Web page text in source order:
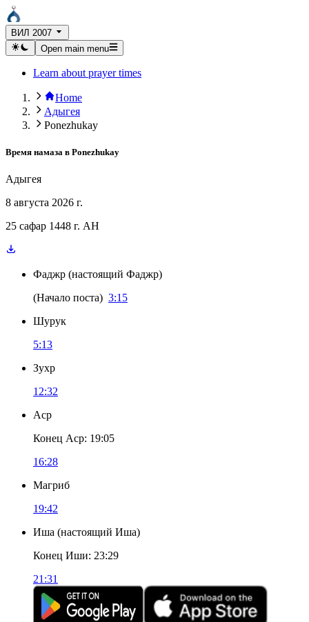
ВИЛ 2007
Open main menu
Learn about prayer times
Home
Адыгея
Ponezhukay
Время намаза в Ponezhukay
Адыгея
8 августа 2026 г.
25 сафар 1448 г. AH
Фаджр (настоящий Фаджр)
(Начало поста) 3:15
Шурук
5:13
Зухр
12:32
Аср
Конец Аср: 19:05
16:28
Магриб
19:42
Иша (настоящий Иша)
Конец Иши: 23:29
21:31